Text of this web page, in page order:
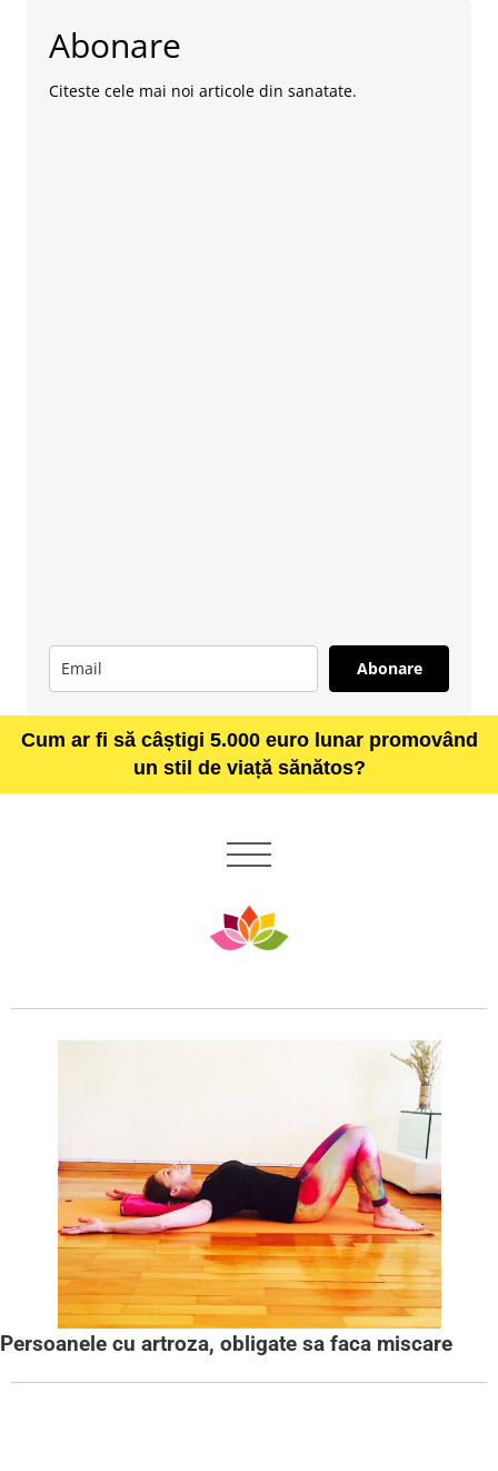
Abonare
Citeste cele mai noi articole din sanatate.
Abonare
Cum ar fi să câștigi 5.000 euro lunar promovând
un stil de viață sănătos?
Persoanele cu artroza, obligate sa faca miscare